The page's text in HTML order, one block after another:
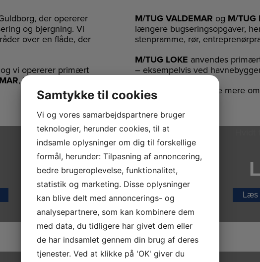
der opererer
og bjergning. Vi
over en flåde, der
vi opererer primært
,M/TUG NADIR
M/TUG VALDEMAR og M/TUG
længere bugseringsopgaver,
stenpramme, rør,
M/TUG LOKE anvendes
– eksempelvis ved
Herunder kan du læse mere
Læs
Samtykke til cookies
Vi og vores samarbejdspartnere bruger
teknologier, herunder cookies, til at
indsamle oplysninger om dig til forskellige
formål, herunder: Tilpasning af annoncering,
bedre brugeroplevelse, funktionalitet,
statistik og marketing. Disse oplysninger
kan blive delt med annoncerings- og
analysepartnere, som kan kombinere dem
med data, du tidligere har givet dem eller
de har indsamlet gennem din brug af deres
tjenester. Ved at klikke på 'OK' giver du